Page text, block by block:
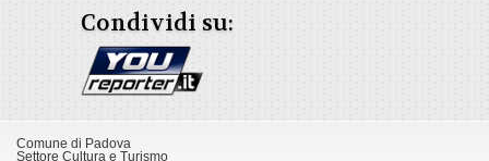
Condividi su:
Comune di Padova
Settore Cultura e Turismo